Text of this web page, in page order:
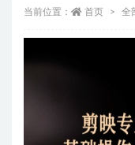
当前位置： 首页 全